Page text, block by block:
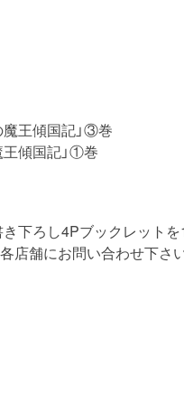
王傾国記」③巻
傾国記」①巻
下ろし4Pブックレットを
店舗にお問い合わせ下さい